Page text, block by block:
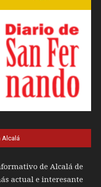
Alcalá
de Alcalá de
actual e interesante